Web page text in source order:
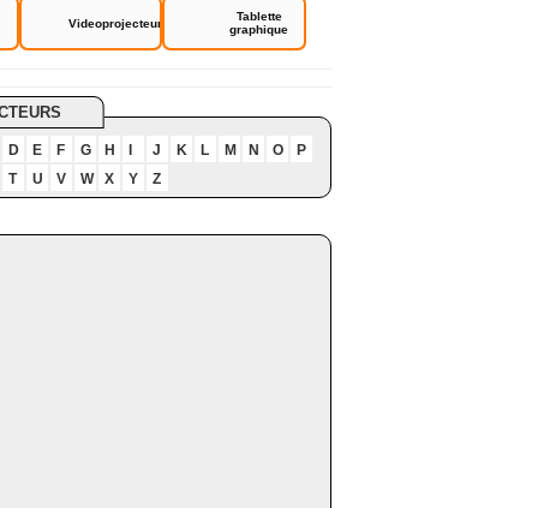
Videoprojecteur
Tablette
graphique
D E F G H J K L M N O
P
T
U V W X Y Z